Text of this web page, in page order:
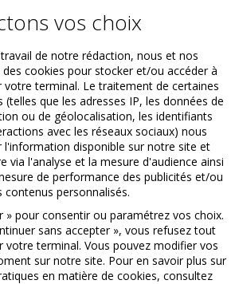
Laurent EDOUARD
et énergéticien - Lecture divinatoire,
psychologique et spirituelle du tarot
vos choix
de notre rédaction, nous et nos
cookies pour stocker et/ou accéder à
terminal. Le traitement de certaines
que les adresses IP, les données de
ou de géolocalisation, les identifiants
avec les réseaux sociaux) nous
l'information disponible sur notre site et
via l'analyse et la mesure d'audience ainsi
de performance des publicités et/ou
contenus personnalisés.
» pour consentir ou paramétrez vos choix.
sans accepter », vous refusez tout
votre terminal. Vous pouvez modifier vos
sur notre site. Pour en savoir plus sur
en matière de cookies, consultez